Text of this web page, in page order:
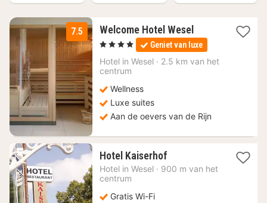
7.5 Welcome Hotel Wesel1
nacht
vanaf
147,76
, 4 Sterren Geniet van luxe
Hotel in Wesel · 2.5 km van het
centrum
Wellness
Luxe suites
Aan de oevers van de Rijn
Hotel Kaiserhof1
nacht
Hotel in Wesel · 900 m van het
centrum
Gratis Wi-Fi